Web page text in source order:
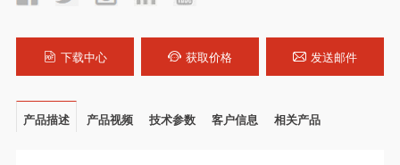
下载中心 获取价格 发送邮件
产品描述 产品视频 技术参数 客户信息 相关产品